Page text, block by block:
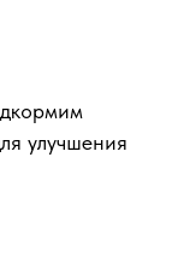
улучшения